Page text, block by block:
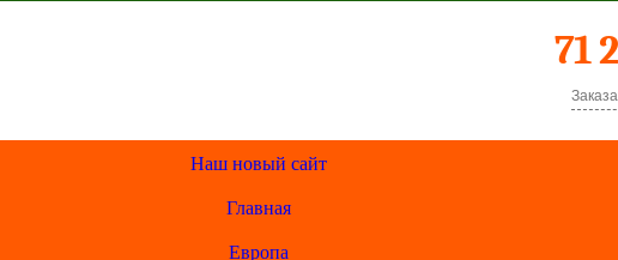
71
Наш новый сайт
Главная
Европа